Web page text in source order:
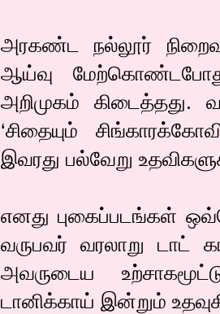
அரகண்ட நல்லூர்
ஆய்வு
அறிமுகம் கிடைத்தது.
‘சிதையும்
இவரது பல்வேறு
எனது புகைப்படங்கள்
வருபவர் வரலாறு டாட்
அவருடைய
டானிக்காய் இன்றும்